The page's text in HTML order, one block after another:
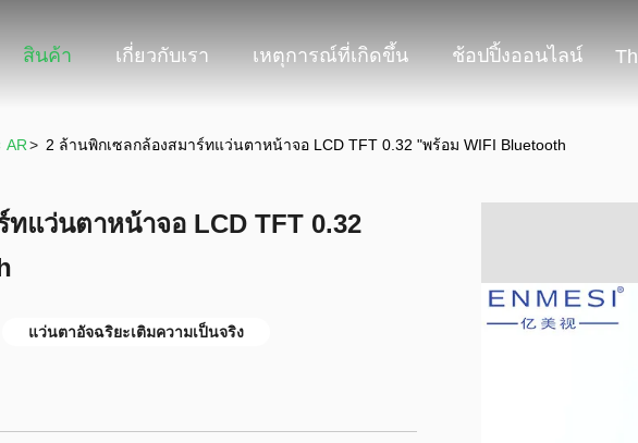
สินค้า เกี่ยวกับเรา เหตุการณ์ที่เกิดขึ้น ช้อปปิ้งออนไลน์
AR> 2 ล้านพิกเซลกล้องสมาร์ทแว่นตาหน้าจอ LCD TFT 0.32 "พร้อม WIFI Bluetooth
แว่นตาหน้าจอ LCD TFT 0.32
แว่นตาอัจฉริยะเติมความเป็นจริง